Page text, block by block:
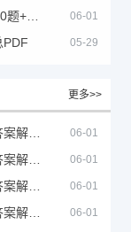
06-01
PDF 05-29
更多>>
06-01
06-01
06-01
06-01